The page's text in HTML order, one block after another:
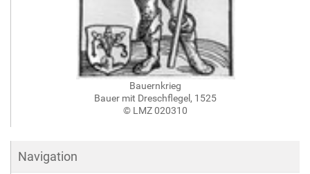
Bauernkrieg
Bauer mit Dreschflegel, 1525
© LMZ 020310
Navigation